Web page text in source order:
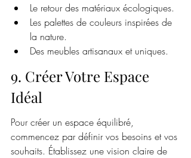
Le retour des matériaux écologiques.
Les palettes de couleurs inspirées de
la nature.
Des meubles artisanaux et uniques.
9. Créer Votre Espace
Idéal
Pour créer un espace équilibré,
commencez par définir vos besoins et vos
souhaits. Établissez une vision claire de